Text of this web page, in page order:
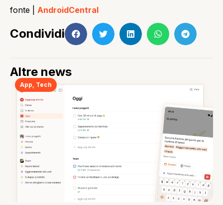
fonte | AndroidCentral
Condividi
Altre news
App Tech